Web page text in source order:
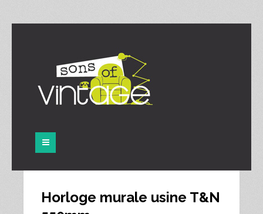
Horloge murale usine T&N